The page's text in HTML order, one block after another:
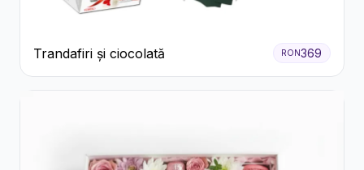
Trandafiri și ciocolată RON369